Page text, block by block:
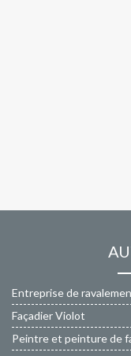
Entreprise de
Façadier Violot
Peintre et peinture de